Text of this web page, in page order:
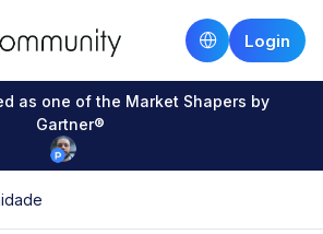
Login
as one of the Market Shapers by
Gartner®